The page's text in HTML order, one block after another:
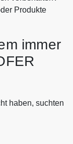
Produkte
immer
haben, suchten